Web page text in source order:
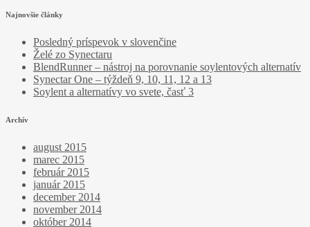
Najnovšie články
Posledný príspevok v slovenčine
Želé zo Synectaru
BlendRunner – nástroj na porovnanie soylentových alternatív
Synectar One – týždeň 9, 10, 11, 12 a 13
Soylent a alternatívy vo svete, časť 3
Archív
august 2015
marec 2015
február 2015
január 2015
december 2014
november 2014
október 2014